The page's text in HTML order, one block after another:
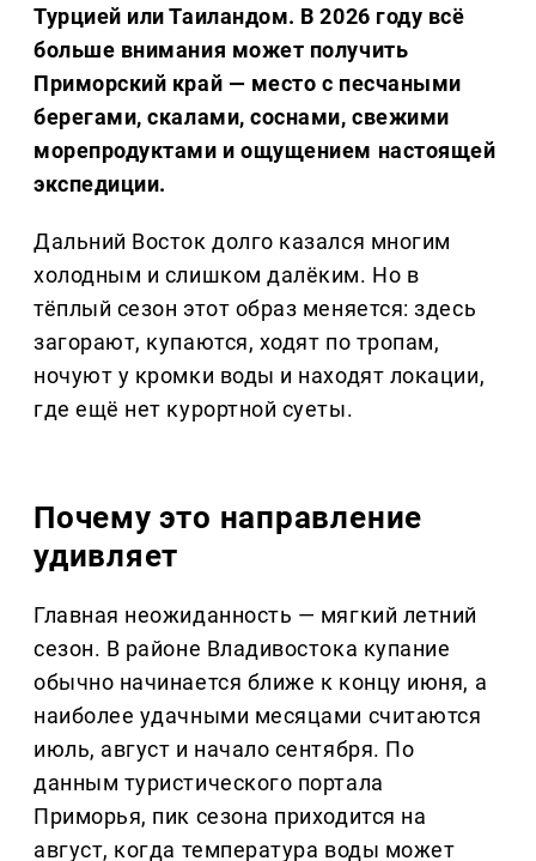
Турцией или Таиландом. В 2026 году всё
больше внимания может получить
Приморский край — место с песчаными
берегами, скалами, соснами, свежими
морепродуктами и ощущением настоящей
экспедиции.
Дальний Восток долго казался многим
холодным и слишком далёким. Но в
тёплый сезон этот образ меняется: здесь
загорают, купаются, ходят по тропам,
ночуют у кромки воды и находят локации,
где ещё нет курортной суеты.
Почему это направление
удивляет
Главная неожиданность — мягкий летний
сезон. В районе Владивостока купание
обычно начинается ближе к концу июня, а
наиболее удачными месяцами считаются
июль, август и начало сентября. По
данным туристического портала
Приморья, пик сезона приходится на
август, когда температура воды может